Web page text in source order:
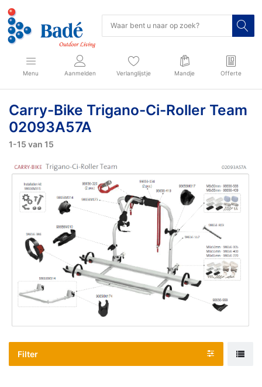
Menu Aanmelden Verlanglijstje Mandje Offerte
Carry-Bike Trigano-Ci-Roller Team
02093A57A
1-15 van 15
Filter